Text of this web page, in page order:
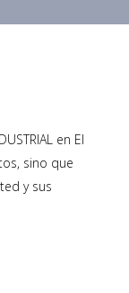
en El
sino que
y sus